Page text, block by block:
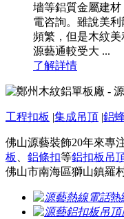
墻等鋁質金屬建
電咨詢。雖說美
頻繁，但是木紋
源藝通較受大 ...
了解詳情
工程扣板 |集成吊頂 |鋁
佛山源藝裝飾20年來專
板
鋁條扣等鋁扣板吊
佛山市南海區獅山鎮羅
熱